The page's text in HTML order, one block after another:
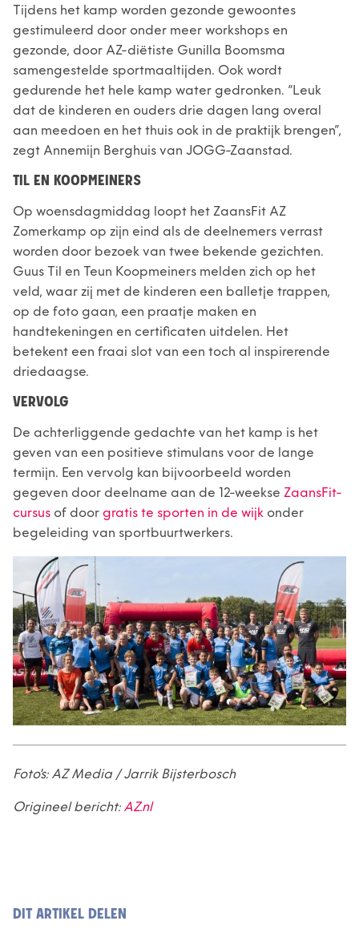
Tijdens het kamp worden gezonde gewoontes
gestimuleerd door onder meer workshops en
gezonde, door AZ-diëtiste Gunilla Boomsma
samengestelde sportmaaltijden. Ook wordt
gedurende het hele kamp water gedronken. “Leuk
dat de kinderen en ouders drie dagen lang overal
aan meedoen en het thuis ook in de praktijk brengen”,
zegt Annemijn Berghuis van JOGG-Zaanstad.
TIL EN KOOPMEINERS
Op woensdagmiddag loopt het ZaansFit AZ
Zomerkamp op zijn eind als de deelnemers verrast
worden door bezoek van twee bekende gezichten.
Guus Til en Teun Koopmeiners melden zich op het
veld, waar zij met de kinderen een balletje trappen,
op de foto gaan, een praatje maken en
handtekeningen en certificaten uitdelen. Het
betekent een fraai slot van een toch al inspirerende
driedaagse.
VERVOLG
De achterliggende gedachte van het kamp is het
geven van een positieve stimulans voor de lange
termijn. Een vervolg kan bijvoorbeeld worden
gegeven door deelname aan de 12-weekse ZaansFit-
cursus of door gratis te sporten in de wijk onder
begeleiding van sportbuurtwerkers.
Foto's: AZ Media / Jarrik Bijsterbosch
Origineel bericht:AZ.nl
DIT ARTIKEL DELEN